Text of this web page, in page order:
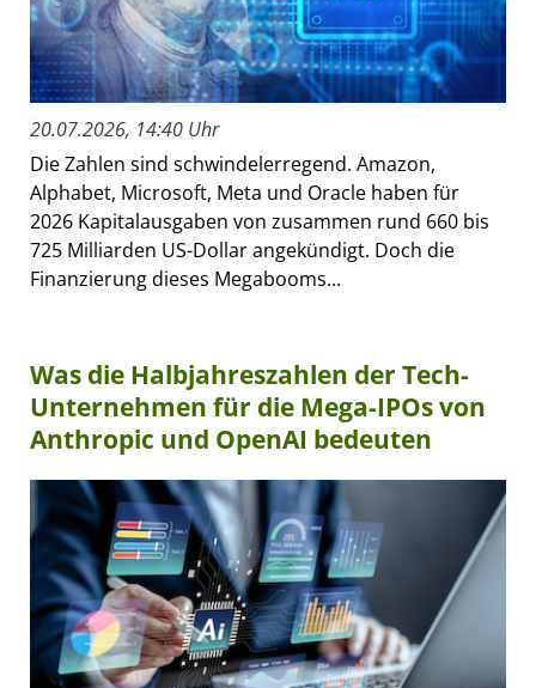
20.07.2026, 14:40 Uhr
Die Zahlen sind schwindelerregend. Amazon,
Alphabet, Microsoft, Meta und Oracle haben für
2026 Kapitalausgaben von zusammen rund 660 bis
725 Milliarden US-Dollar angekündigt. Doch die
Finanzierung dieses Megabooms...
Was die Halbjahreszahlen der Tech-
Unternehmen für die Mega-IPOs von
Anthropic und OpenAI bedeuten